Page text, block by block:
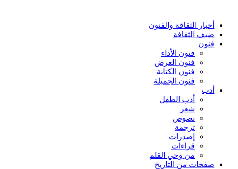
أخبار الثقافة والفنون
ضيف الثقافة
فنون
فنون الأداء
فنون العرض
فنون الكتابة
فنون الجميلة
أدب
أدب الطفل
شعر
نصوص
ترجمة
إصدرات
قراءات
من وحي القلم
صفحات من التاريخ